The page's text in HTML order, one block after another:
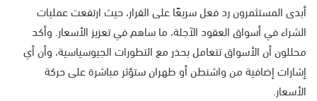
أبدى المستثمرون رد فعل سريعًا على القرار، حيث ارتفعت عمليات
الشراء في أسواق العقود الآجلة، ما ساهم في تعزيز الأسعار. وأكد
محللون أن الأسواق تتعامل بحذر مع التطورات الجيوسياسية، وأن أي
إشارات إضافية من واشنطن أو طهران ستؤثر مباشرة على حركة
الأسعار.